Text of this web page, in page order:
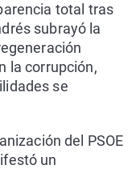
total tras
subrayó la
la corrupción,
se
del PSOE
un